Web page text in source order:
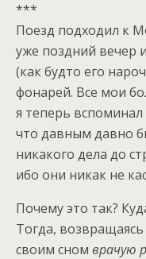
***
Поезд подходил к
уже поздний вечер
(как будто его
фонарей. Все мои
я теперь
что давным давно
никакого дела до
ибо они никак не
Почему это так?
Тогда,
своим сном врачую